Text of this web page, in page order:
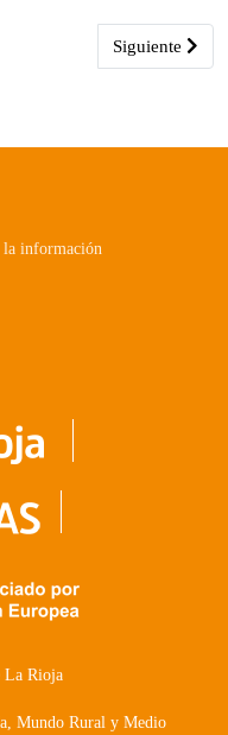
de una nueva
Artículo
Siguiente
la información
La Rioja
Mundo Rural y Medio